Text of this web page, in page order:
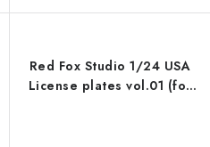
Red Fox Studio 1/24 USA
License plates vol.01 (for